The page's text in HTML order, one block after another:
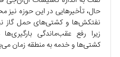
حال، تأخیر‌هایی در این حوزه نیز
نفتکش‌ها و کشتی‌های حمل گاز
زیرا رفع عقب‌ماندگی بارگیری‌ها
کشتی‌ها و خدمه به منطقه زمان